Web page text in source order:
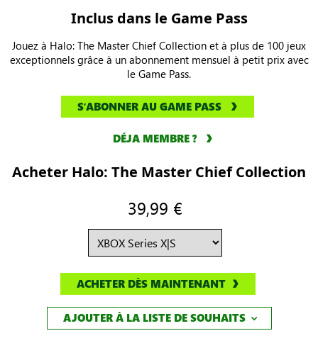
Inclus dans le Game Pass
Jouez à Halo: The Master Chief Collection et à plus de 100 jeux
exceptionnels grâce à un abonnement mensuel à petit prix avec
le Game Pass.
SʼABONNER AU GAME PASS
DÉJA MEMBRE ?
Acheter Halo: The Master Chief Collection
39,99 €
ACHETER DÈS MAINTENANT
AJOUTER À LA LISTE DE SOUHAITS